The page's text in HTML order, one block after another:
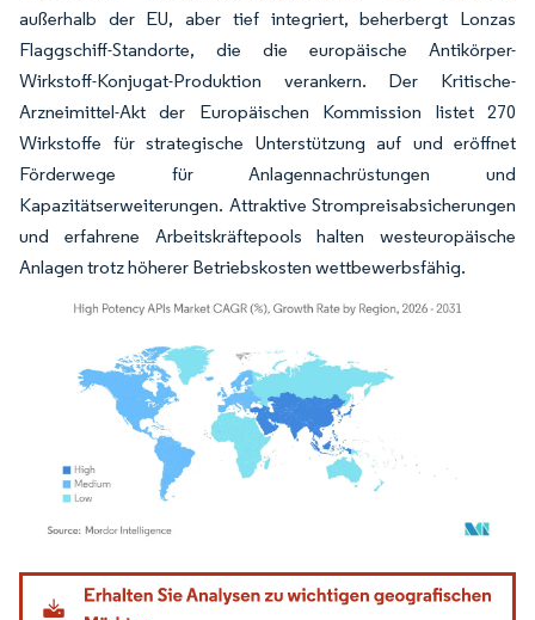
außerhalb der EU, aber tief integriert, beherbergt Lonzas
Flaggschiff-Standorte, die die europäische Antikörper-
Wirkstoff-Konjugat-Produktion verankern. Der Kritische-
Arzneimittel-Akt der Europäischen Kommission listet 270
Wirkstoffe für strategische Unterstützung auf und eröffnet
Förderwege für Anlagennachrüstungen und
Kapazitätserweiterungen. Attraktive Strompreisabsicherungen
und erfahrene Arbeitskräftepools halten westeuropäische
Anlagen trotz höherer Betriebskosten wettbewerbsfähig.
Bild © Mordor Intelligence. Wiederverwendung erfordert Namensnennung gemäß